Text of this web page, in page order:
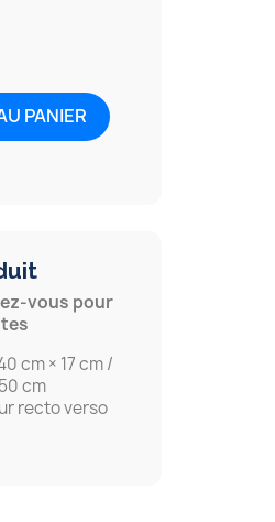
PANIER
vous pour
cm × 17 cm /
cm
recto verso